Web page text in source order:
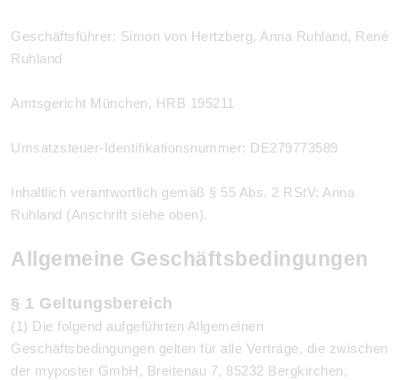
Geschäftsführer: Simon von Hertzberg, Anna Ruhland, René
Ruhland
Amtsgericht München, HRB 195211
Umsatzsteuer-Identifikationsnummer: DE279773589
Inhaltlich verantwortlich gemäß § 55 Abs. 2 RStV: Anna
Ruhland (Anschrift siehe oben).
Allgemeine Geschäftsbedingungen
§ 1 Geltungsbereich
(1) Die folgend aufgeführten Allgemeinen
Geschäftsbedingungen gelten für alle Verträge, die zwischen
der myposter GmbH, Breitenau 7, 85232 Bergkirchen,